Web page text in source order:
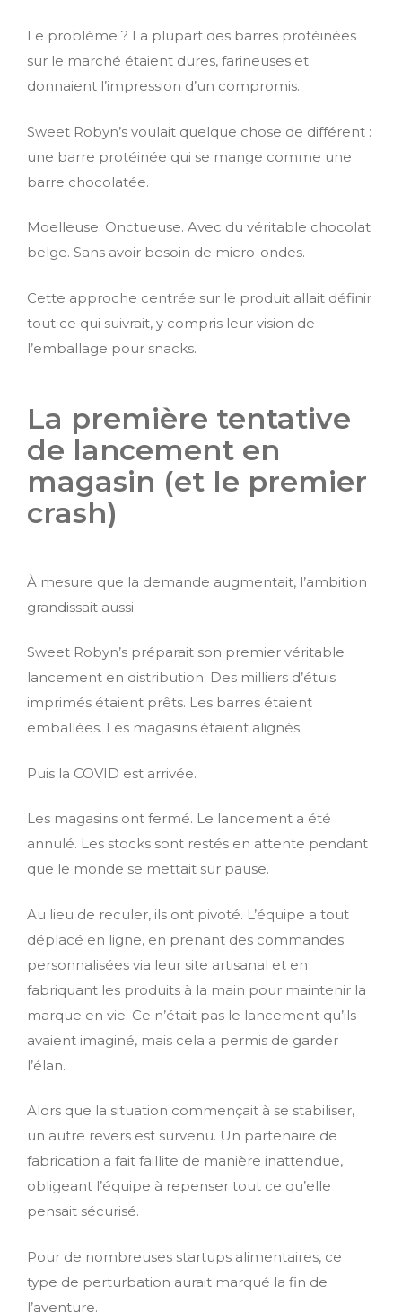
Le problème ? La plupart des barres protéinées
sur le marché étaient dures, farineuses et
donnaient l’impression d’un compromis.
Sweet Robyn’s voulait quelque chose de différent :
une barre protéinée qui se mange comme une
barre chocolatée.
Moelleuse. Onctueuse. Avec du véritable chocolat
belge. Sans avoir besoin de micro-ondes.
Cette approche centrée sur le produit allait définir
tout ce qui suivrait, y compris leur vision de
l’emballage pour snacks.
La première tentative
de lancement en
magasin (et le premier
crash)
À mesure que la demande augmentait, l’ambition
grandissait aussi.
Sweet Robyn’s préparait son premier véritable
lancement en distribution. Des milliers d’étuis
imprimés étaient prêts. Les barres étaient
emballées. Les magasins étaient alignés.
Puis la COVID est arrivée.
Les magasins ont fermé. Le lancement a été
annulé. Les stocks sont restés en attente pendant
que le monde se mettait sur pause.
Au lieu de reculer, ils ont pivoté. L’équipe a tout
déplacé en ligne, en prenant des commandes
personnalisées via leur site artisanal et en
fabriquant les produits à la main pour maintenir la
marque en vie. Ce n’était pas le lancement qu’ils
avaient imaginé, mais cela a permis de garder
l’élan.
Alors que la situation commençait à se stabiliser,
un autre revers est survenu. Un partenaire de
fabrication a fait faillite de manière inattendue,
obligeant l’équipe à repenser tout ce qu’elle
pensait sécurisé.
Pour de nombreuses startups alimentaires, ce
type de perturbation aurait marqué la fin de
l’aventure.